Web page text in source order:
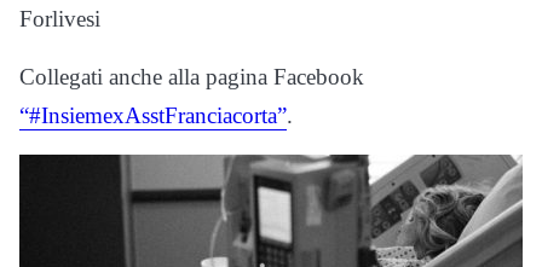
Forlivesi
Collegati anche alla pagina Facebook
“#InsiemexAsstFranciacorta”.